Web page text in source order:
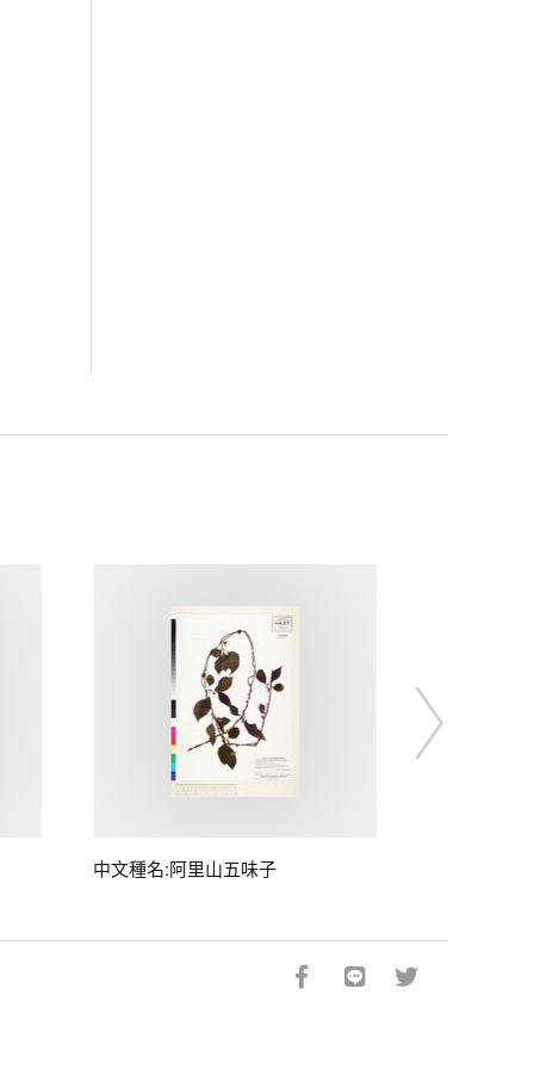
中文種名:阿里山五味子